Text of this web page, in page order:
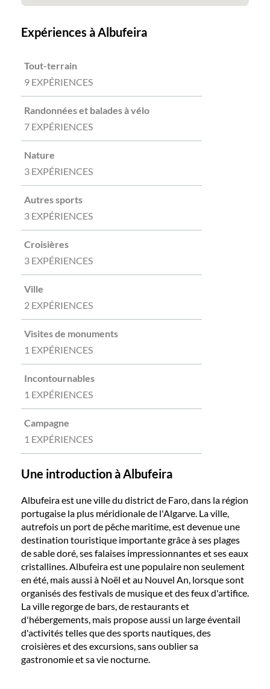
Expériences à Albufeira
Tout-terrain
9 EXPÉRIENCES
Randonnées et balades à vélo
7 EXPÉRIENCES
Nature
3 EXPÉRIENCES
Autres sports
3 EXPÉRIENCES
Croisières
3 EXPÉRIENCES
Ville
2 EXPÉRIENCES
Visites de monuments
1 EXPÉRIENCES
Incontournables
1 EXPÉRIENCES
Campagne
1 EXPÉRIENCES
Une introduction à Albufeira
Albufeira est une ville du district de Faro, dans la région
portugaise la plus méridionale de l'Algarve. La ville,
autrefois un port de pêche maritime, est devenue une
destination touristique importante grâce à ses plages
de sable doré, ses falaises impressionnantes et ses eaux
cristallines. Albufeira est une populaire non seulement
en été, mais aussi à Noël et au Nouvel An, lorsque sont
organisés des festivals de musique et des feux d'artifice.
La ville regorge de bars, de restaurants et
d'hébergements, mais propose aussi un large éventail
d'activités telles que des sports nautiques, des
croisières et des excursions, sans oublier sa
gastronomie et sa vie nocturne.